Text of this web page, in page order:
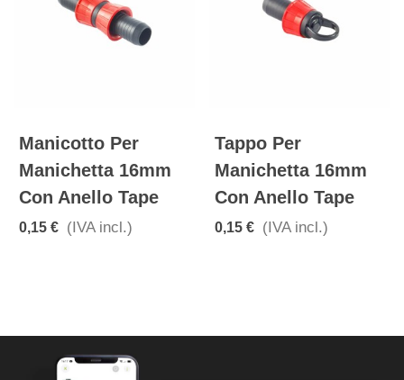
Tappo Per
Manichetta 16mm
Con Anello Tape
0,15 € (IVA incl.)
Ala Gocciolante
Rigida Passo 40
Diametro 16mm
Irrigazione A